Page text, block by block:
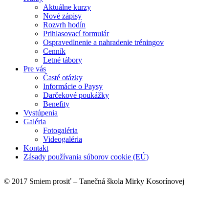
Aktuálne kurzy
Nové zápisy
Rozvrh hodín
Prihlasovací formulár
Ospravedlnenie a nahradenie tréningov
Cenník
Letné tábory
Pre vás
Časté otázky
Informácie o Paysy
Darčekové poukážky
Benefity
Vystúpenia
Galéria
Fotogaléria
Videogaléria
Kontakt
Zásady používania súborov cookie (EÚ)
© 2017 Smiem prosiť – Tanečná škola Mirky Kosorínovej